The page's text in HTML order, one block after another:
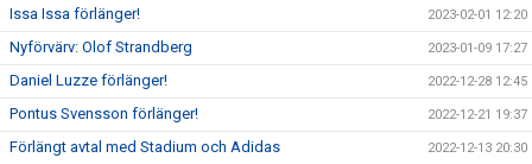
Issa Issa förlänger! 2023-02-01 12:20
Nyförvärv: Olof Strandberg 2023-01-09 17:27
Daniel Luzze förlänger! 2022-12-28 12:45
Pontus Svensson förlänger! 2022-12-21 19:37
Förlängt avtal med Stadium och Adidas 2022-12-13 20:30